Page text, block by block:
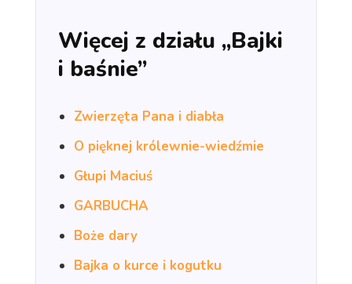
Więcej z działu „Bajki
i baśnie”
Zwierzęta Pana i diabła
O pięknej królewnie-wiedźmie
Głupi Maciuś
GARBUCHA
Boże dary
Bajka o kurce i kogutku